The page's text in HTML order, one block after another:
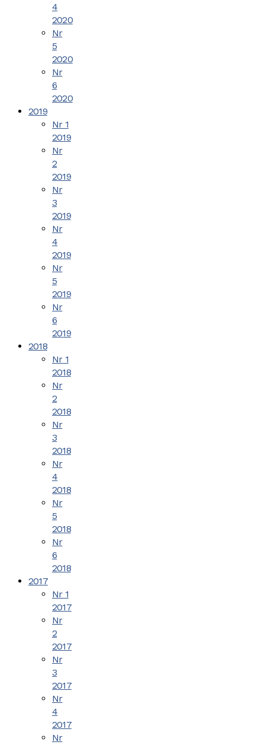
4
2020
Nr
5
2020
Nr
6
2020
2019
Nr 1
2019
Nr
2
2019
Nr
3
2019
Nr
4
2019
Nr
5
2019
Nr
6
2019
2018
Nr 1
2018
Nr
2
2018
Nr
3
2018
Nr
4
2018
Nr
5
2018
Nr
6
2018
2017
Nr 1
2017
Nr
2
2017
Nr
3
2017
Nr
4
2017
Nr